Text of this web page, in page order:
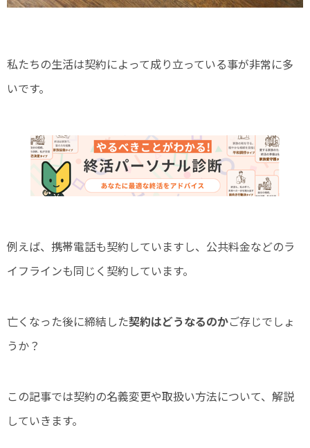
私たちの生活は契約によって成り立っている事が非常に多
いです。
例えば、携帯電話も契約していますし、公共料金などのラ
イフラインも同じく契約しています。
亡くなった後に締結した契約はどうなるのかご存じでしょ
うか？
この記事では契約の名義変更や取扱い方法について、解説
していきます。